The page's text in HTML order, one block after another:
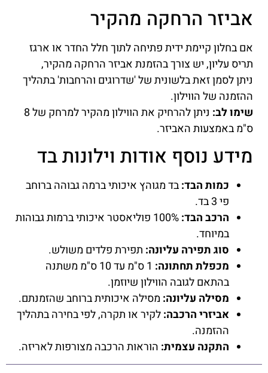
אביזר הרחקה מהקיר
אם בחלון קיימת ידית פתיחה לתוך חלל החדר או ארגז
תריס עליון, יש צורך בהזמנת אביזר הרחקה מהקיר,
ניתן לסמן זאת בלשונית של 'שדרוגים והרחבות' בתהליך
ההזמנה של הווילון.
שימו לב:
ניתן להרחיק את הווילון מהקיר למרחק של 8
ס"מ באמצעות האביזר.
מידע נוסף אודות וילונות בד
כמות הבד:בד מגוהץ איכותי ברמה גבוהה ברוחב
פי 3 בד.
הרכב הבד:
100% פוליאסטר איכותי ברמות גבוהות
במיוחד.
סוג תפירה עליונה: תפירת פלדים משולש.
מכפלת תחתונה:
1 ס"מ עד 10 ס"מ משתנה
בהתאם לגובה הווילון שיוזמן.
מסילה עליונה: מסילה איכותית ברוחב שהזמנתם.
אביזרי הרכבה:לקיר או תקרה, לפי בחירה בתהליך
ההזמנה.
התקנה עצמית: הוראות הרכבה מצורפות לאריזה.